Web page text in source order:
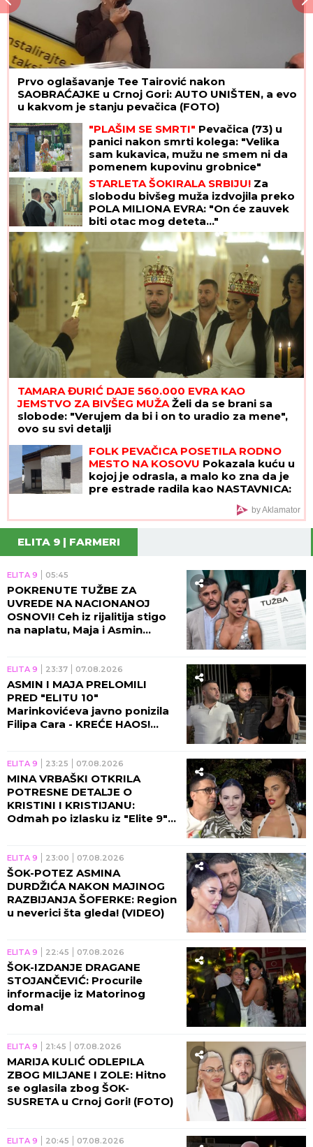
Prvo oglašavanje Tee Tairović nakon
SAOBRAĆAJKE u Crnoj Gori: AUTO UNIŠTEN, a evo
u kakvom je stanju pevačica (FOTO)
"PLAŠIM SE SMRTI" Pevačica (73) u
panici nakon smrti kolega: "Velika
sam kukavica, mužu ne smem ni da
pomenem kupovinu grobnice"
STARLETA ŠOKIRALA SRBIJU! Za
slobodu bivšeg muža izdvojila preko
POLA MILIONA EVRA: "On će zauvek
biti otac mog deteta..."
TAMARA ĐURIĆ DAJE 560.000 EVRA KAO
JEMSTVO ZA BIVŠEG MUŽAŽeli da se brani sa
slobode: "Verujem da bi i on to uradio za mene",
ovo su svi detalji
FOLK PEVAČICA POSETILA RODNO
MESTO NA KOSOVU Pokazala kuću u
kojoj je odrasla, a malo ko zna da je
pre estrade radila kao NASTAVNICA:
"Svaki put plačem" (VIDEO)
by Aklamator
ELITA 9 | FARMERI
ELITA 9 05:45
POKRENUTE TUŽBE ZA
UVREDE NA NACIONANOJ
OSNOVI! Ceh iz rijalitija stigo
na naplatu, Maja i Asmin
ELITA 9 23:37 07.08.2026
ASMIN I MAJA PRELOMILI
PRED "ELITU 10"
Marinkovićeva javno ponizila
Filipa Cara - KREĆE HAOS!
ELITA 9 23:25 07.08.2026
MINA VRBAŠKI OTKRILA
POTRESNE DETALJE O
KRISTINI I KRISTIJANU:
Odmah po izlasku iz "Elite 9"
ELITA 9 23:00 07.08.2026
ŠOK-POTEZ ASMINA
DURDŽIĆA NAKON MAJINOG
RAZBIJANJA ŠOFERKE: Region
u neverici šta gleda! (VIDEO)
ELITA 9 22:45 07.08.2026
ŠOK-IZDANJE DRAGANE
STOJANČEVIĆ: Procurile
informacije iz Matorinog
doma!
ELITA 9 21:45 07.08.2026
MARIJA KULIĆ ODLEPILA
ZBOG MILJANE I ZOLE: Hitno
se oglasila zbog ŠOK-
SUSRETA u Crnoj Gori! (FOTO)
ELITA 9 20:45 07.08.2026